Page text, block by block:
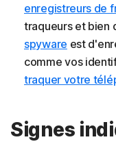
enregistreurs de
traqueurs et bien
spyware est
comme vos
traquer votre
Signes